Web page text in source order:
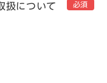
扱について 必須